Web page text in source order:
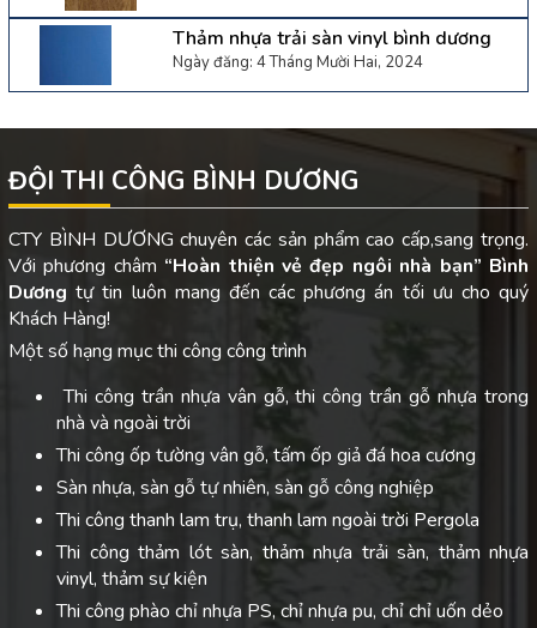
Thảm nhựa trải sàn vinyl bình dương
Ngày đăng: 4 Tháng Mười Hai, 2024
ĐỘI THI CÔNG BÌNH DƯƠNG
CTY BÌNH DƯƠNG chuyên các sản phẩm cao cấp,sang trọng.
Với phương châm “Hoàn thiện vẻ đẹp ngôi nhà bạn” Bình
Dươngtự tin luôn mang đến các phương án tối ưu cho quý
Khách Hàng!
Một số hạng mục thi công công trình
Thi công trần nhựa vân gỗ, thi công trần gỗ nhựa trong
nhà và ngoài trời
Thi công ốp tường vân gỗ, tấm ốp giả đá hoa cương
Sàn nhựa, sàn gỗ tự nhiên, sàn gỗ công nghiệp
Thi công thanh lam trụ, thanh lam ngoài trời Pergola
Thi công thảm lót sàn, thảm nhựa trải sàn, thảm nhựa
vinyl, thảm sự kiện
Thi công phào chỉ nhựa PS, chỉ nhựa pu, chỉ chỉ uốn dẻo